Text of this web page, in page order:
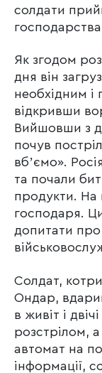
солдати
Як згодом
дня він
необхідним і
відкривши
Вийшовши з
почув
вбʼємо».
та почали
продукти. На
господаря.
допитати про
Солдат,
Ондар,
в живіт і
розстрілом,
автомат на
інформації,